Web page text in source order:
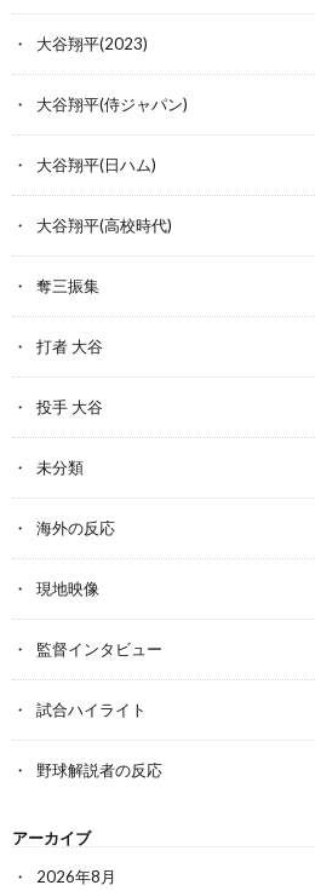
大谷翔平(2023)
大谷翔平(侍ジャパン)
大谷翔平(日ハム)
大谷翔平(高校時代)
奪三振集
打者 大谷
投手 大谷
未分類
海外の反応
現地映像
監督インタビュー
試合ハイライト
野球解説者の反応
アーカイブ
2026年8月